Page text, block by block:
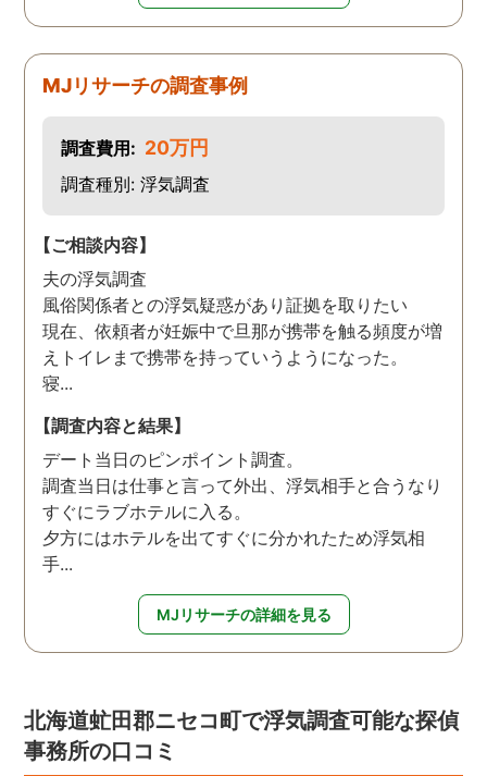
MJリサーチの調査事例
調査費用: 20万円
調査種別: 浮気調査
【ご相談内容】
夫の浮気調査
風俗関係者との浮気疑惑があり証拠を取りたい
現在、依頼者が妊娠中で旦那が携帯を触る頻度が増
えトイレまで携帯を持っていうようになった。
寝...
【調査内容と結果】
デート当日のピンポイント調査。
調査当日は仕事と言って外出、浮気相手と合うなり
すぐにラブホテルに入る。
夕方にはホテルを出てすぐに分かれたため浮気相
手...
MJリサーチの詳細を見る
北海道虻田郡ニセコ町で浮気調査可能な探偵
事務所の口コミ